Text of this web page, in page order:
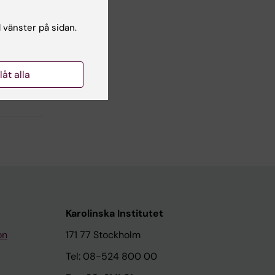
Karolinska Institutet
171 77 Stockholm
Tel: 08-524 800 00
på sidan.
alla